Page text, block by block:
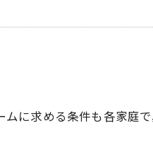
に求める条件も各家庭